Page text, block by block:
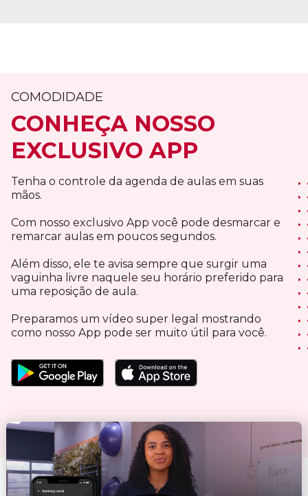
COMODIDADE
CONHEÇA NOSSO
EXCLUSIVO APP
Tenha o controle da agenda de aulas em suas
mãos.
Com nosso exclusivo App você pode desmarcar e
remarcar aulas em poucos segundos.
Além disso, ele te avisa sempre que surgir uma
vaguinha livre naquele seu horário preferido para
uma reposição de aula.
Preparamos um vídeo super legal mostrando
como nosso App pode ser muito útil para você.